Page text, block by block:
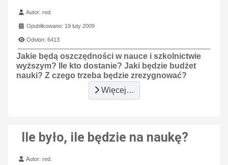
Szczegóły
Autor:red.
Opublikowano: 19 luty 2009
Odsłon: 6413
Jakie będą oszczędności w nauce i szkolnictwie
wyższym? Ile kto dostanie? Jaki będzie budżet
nauki? Z czego trzeba będzie zrezygnować?
Więcej…
Ile było, ile będzie na naukę?
Szczegóły
Autor:red.